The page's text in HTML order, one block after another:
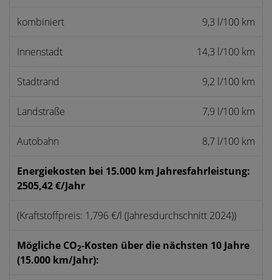
kombiniert 9,3 l/100 km
Innenstadt 14,3 l/100 km
Stadtrand 9,2 l/100 km
Landstraße 7,9 l/100 km
Autobahn 8,7 l/100 km
Energiekosten bei 15.000 km Jahresfahrleistung:
2505,42 €/Jahr
(Kraftstoffpreis: 1,796 €/l (Jahresdurchschnitt 2024))
Mögliche CO2-Kosten über die nächsten 10 Jahre
(15.000 km/Jahr):